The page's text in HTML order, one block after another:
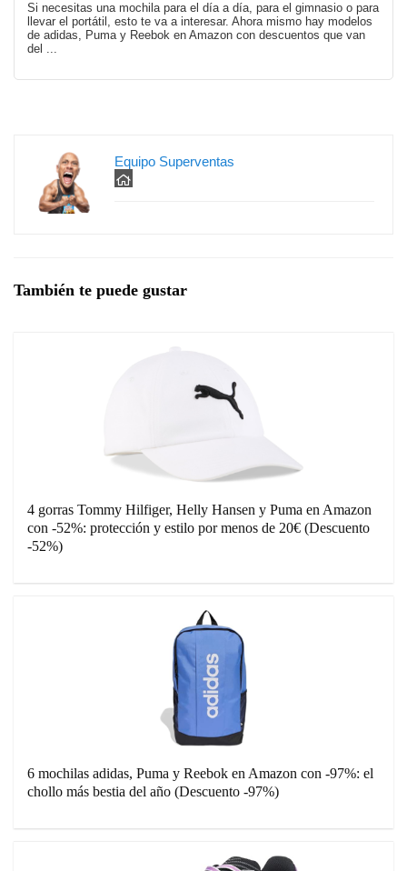
Si necesitas una mochila para el día a día, para el gimnasio o para
llevar el portátil, esto te va a interesar. Ahora mismo hay modelos
de adidas, Puma y Reebok en Amazon con descuentos que van
del ...
Equipo Superventas
También te puede gustar
4 gorras Tommy Hilfiger, Helly Hansen y Puma en Amazon
con -52%: protección y estilo por menos de 20€ (Descuento
-52%)
6 mochilas adidas, Puma y Reebok en Amazon con -97%: el
chollo más bestia del año (Descuento -97%)